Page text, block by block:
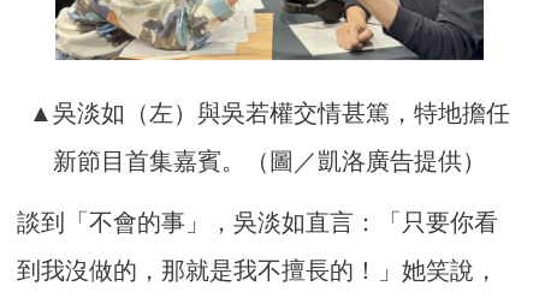
▲吳淡如（左）與吳若權交情甚篤，特地擔任
新節目首集嘉賓。（圖／凱洛廣告提供）
談到「不會的事」，吳淡如直言：「只要你看
到我沒做的，那就是我不擅長的！」她笑說，